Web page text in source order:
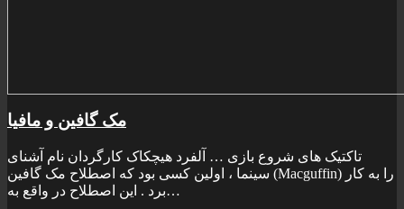
مک گافین و مافیا
تاکتيک های شروع بازی … آلفرد هیچکاک کارگردان نام آشنای
سینما ، اولین کسی بود که اصطلاح مک گافین (Macguffin) را به کار
برد . این اصطلاح در واقع به…